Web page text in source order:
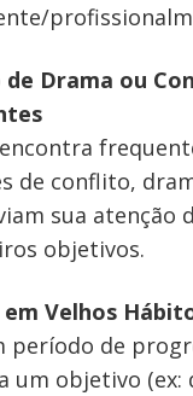
Drama ou
de conflito,
sua atenção
objetivos.
em Velhos
período de
um objetivo (ex: